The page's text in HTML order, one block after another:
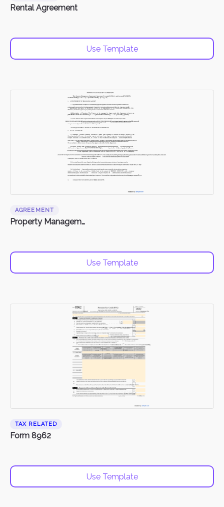
Rental Agreement
Use Template
AGREEMENT
Property Management Agreement
Use Template
TAX RELATED
Form 8962
Use Template